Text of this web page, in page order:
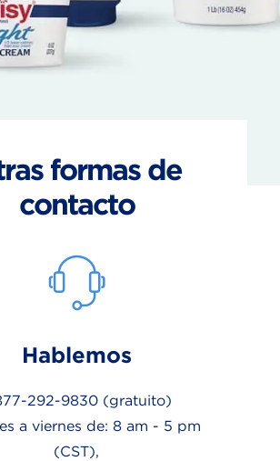
formas de
contacto
Hablemos
292-9830(gratuito)
a viernes de: 8 am - 5 pm
(CST),